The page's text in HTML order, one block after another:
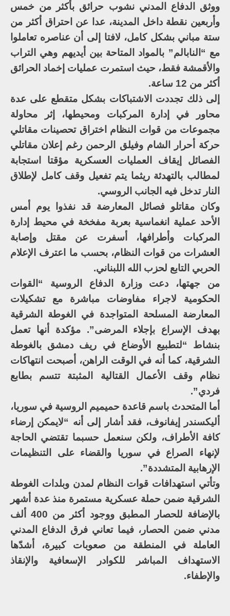
ووثق الدفاع المدني نشوب حرائق بأكثر من خمس
وأربعين نقطة داخل المدينة، عدا عن احتراق أكثر من
ستة مباني بشكل كامل، لافتا إلى أن عناصره تعاملوا
مع “النابالم” بالمواد المتاحة بين أيديهم وهي التراب
والأقمشة فقط، حيث استمرت عمليات إخماد الحرائق
أكثر من 12 ساعة.
إلى ذلك تجددت الاشتباكات بشكل متقطع على عدة
محاور في إدارة المركبات ومحيطها، إثر محاولة
مجموعات من قوات النظام اختراق تحصينات مقاتلي
حركة أحرار الشام وفيلق الرحمن رغم إعلان مقاتلي
الفصائل إيقاف العمليات العسكرية مؤقتا استجابة
لمطالب بالتهدئة ريثما يتم تفعيل وقف كامل لإطلاق
النار تدخل فيه الجانب الروسي.
وكان مقاتلو فصائل المعارضة قد نفذوا يوم أمس
الأحد عملية انغماسية بعربة مفخخة في محيط إدارة
المركبات وأطرافها، أسفرت عن مقتل وإصابة
العشرات من قوات النظام، بحسب ما اعترف الإعلام
الحربي التابع لحزب الله اللبناني.
من جهتها، دعت وزارة الدفاع الروسية “القوات
الحكومية لاجراء مفاوضات مباشرة مع تشكيلات
المعارضة المسلحة المتواجدة في الغوطة الشرقية
بهدف الإسراع بإجلاء المرضى”. مؤكدة أنها تعمل
بنشاط “لتطبيع الأوضاع في ريف دمشق بالغوطة
الشرقية، كما أنه في الوقت الراهن، أصبحت انتهاكات
نظام وقف الأعمال القتالية المثبتة تتسم بطابع
فردي”.
أما المتحدث باسم قاعدة حميميم الروسية في سوريا،
أليكسندر إيفانوف، فقد أشار إلى أنه “لايمكن إرضاء
كافة الأطراف، ولكن سنعمل حسبما تقتضي الحاجة
لإنهاء الصراع في سوريا والقضاء على التنظيمات
الإرهابية المتشددة”.
وتأتي استهدافات قوات النظام لمدن وبلدات الغوطة
الشرقية ضمن حملة عسكرية مستمرة منذ عدة أشهر
بالإضافة للحصار المطبق ووجود أكثر من 400 ألف
مدني ضمن الحصار، فيما تعاني فرق الدفاع المدني
العاملة في المنطقة من صعوبات كبيرة، أشدّها
الاستهداف المباشر للكوادر الإسعافية والإنقاذ
والإطفاء.